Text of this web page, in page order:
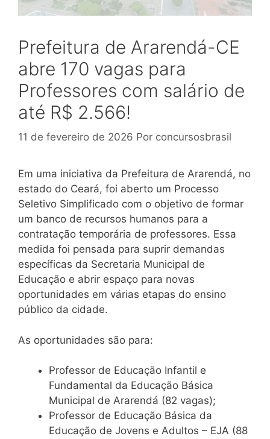
Prefeitura de Ararendá-CE
abre 170 vagas para
Professores com salário de
até R$ 2.566!
11 de fevereiro de 2026 Por concursosbrasil
Em uma iniciativa da Prefeitura de Ararendá, no
estado do Ceará, foi aberto um Processo
Seletivo Simplificado com o objetivo de formar
um banco de recursos humanos para a
contratação temporária de professores. Essa
medida foi pensada para suprir demandas
específicas da Secretaria Municipal de
Educação e abrir espaço para novas
oportunidades em várias etapas do ensino
público da cidade.
As oportunidades são para:
Professor de Educação Infantil e
Fundamental da Educação Básica
Municipal de Ararendá (82 vagas);
Professor de Educação Básica da
Educação de Jovens e Adultos – EJA (88